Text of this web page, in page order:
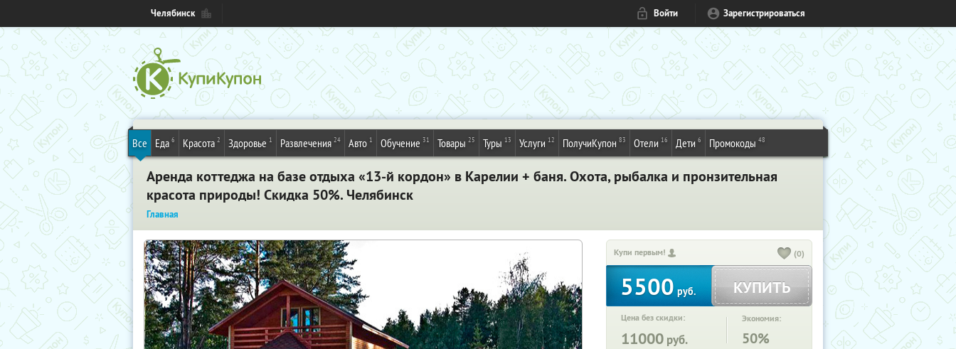
Челябинск Войти Зарегистрироваться
Все Еда 6 Красота 2 Здоровье 1 Развлечения 24 Авто 1 Обучение 31 Товары 25 Туры 13 Услуги 12 ПолучиКупон 83 Отели 16 Дети 6 Промокоды 48
Аренда коттеджа на базе отдыха «13-й кордон» в Карелии + баня. Охота, рыбалка и пронзительная
красота природы! Скидка 50%. Челябинск
Главная
Купи первым! (0)
5500руб. КУПИТЬ
Цена без скидки:
11000 руб.
Экономия:
50%